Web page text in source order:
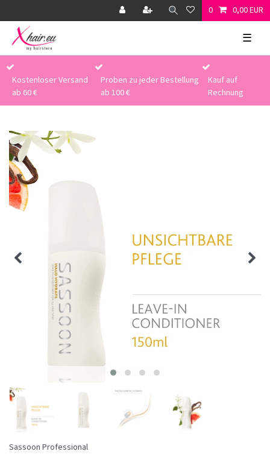
0 0,00 EUR
☰
Kostenloser Versand
ab 60 €
Proben zu jeder Bestellung
ab 100 €
Kauf auf
Rechnung
Sassoon Professional